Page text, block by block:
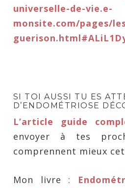
universelle-de-vie.e-
monsite.com/pages/
SI TOI AUSSI TU ES
D’ENDOMÉTRIOSE
L’article guide
envoyer à tes
comprennent mieux
Mon livre :